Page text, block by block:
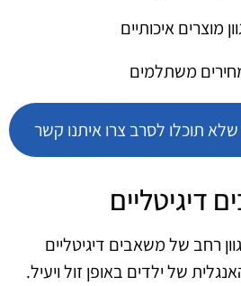
מוצרים איכותיים
משתלמים
תוכלו לסרב צרו איתנו קשר
דיגיטליים
רחב של משאבים דיגיטליים
של ילדים באופן זול ויעיל.